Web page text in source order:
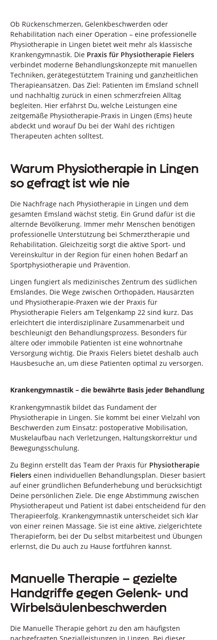
Ob Rückenschmerzen, Gelenkbeschwerden oder
Rehabilitation nach einer Operation – eine professionelle
Physiotherapie in Lingen bietet weit mehr als klassische
Krankengymnastik. Die Praxis für Physiotherapie Fielers
verbindet moderne Behandlungskonzepte mit manuellen
Techniken, gerätegestütztem Training und ganzheitlichen
Therapieansätzen. Das Ziel: Patienten im Emsland schnell
und nachhaltig zurück in einen schmerzfreien Alltag
begleiten. Hier erfährst Du, welche Leistungen eine
zeitgemäße Physiotherapie-Praxis in Lingen (Ems) heute
abdeckt und worauf Du bei der Wahl des richtigen
Therapeuten achten solltest.
Warum Physiotherapie in Lingen
so gefragt ist wie nie
Die Nachfrage nach Physiotherapie in Lingen und dem
gesamten Emsland wächst stetig. Ein Grund dafür ist die
alternde Bevölkerung. Immer mehr Menschen benötigen
professionelle Unterstützung bei Schmerztherapie und
Rehabilitation. Gleichzeitig sorgt die aktive Sport- und
Vereinskultur in der Region für einen hohen Bedarf an
Sportphysiotherapie und Prävention.
Lingen fungiert als medizinisches Zentrum des südlichen
Emslandes. Die Wege zwischen Orthopäden, Hausärzten
und Physiotherapie-Praxen wie der Praxis für
Physiotherapie Fielers am Telgenkamp 22 sind kurz. Das
erleichtert die interdisziplinäre Zusammenarbeit und
beschleunigt den Behandlungsprozess. Besonders für
ältere oder immobile Patienten ist eine wohnortnahe
Versorgung wichtig. Die Praxis Fielers bietet deshalb auch
Hausbesuche an, um diese Patienten optimal zu versorgen.
Krankengymnastik – die bewährte Basis jeder Behandlung
Krankengymnastik bildet das Fundament der
Physiotherapie in Lingen. Sie kommt bei einer Vielzahl von
Beschwerden zum Einsatz: postoperative Mobilisation,
Muskelaufbau nach Verletzungen, Haltungskorrektur und
Bewegungsschulung.
Zu Beginn erstellt das Team der Praxis für Physiotherapie
Fielers einen individuellen Behandlungsplan. Dieser basiert
auf einer gründlichen Befunderhebung und berücksichtigt
Deine persönlichen Ziele. Die enge Abstimmung zwischen
Physiotherapeut und Patient ist dabei entscheidend für den
Therapieerfolg. Krankengymnastik unterscheidet sich klar
von einer reinen Massage. Sie ist eine aktive, zielgerichtete
Therapieform, bei der Du selbst mitarbeitest und Übungen
erlernst, die Du auch zu Hause fortführen kannst.
Manuelle Therapie – gezielte
Handgriffe gegen Gelenk- und
Wirbelsäulenbeschwerden
Die Manuelle Therapie gehört zu den am häufigsten